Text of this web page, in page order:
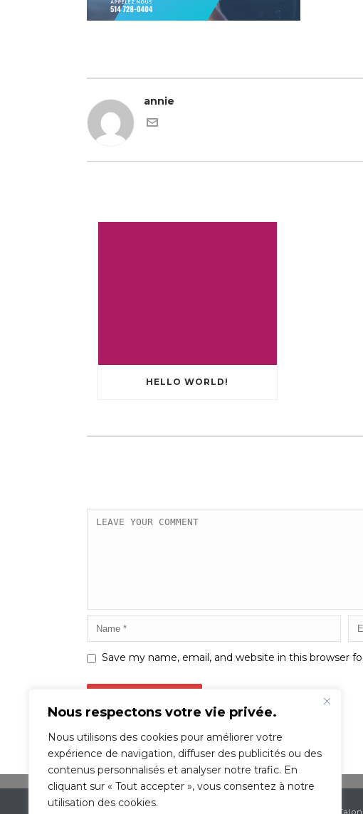
Nous respectons votre vie privée.
Nous utilisons des cookies pour améliorer votre
expérience de navigation, diffuser des publicités ou des
contenus personnalisés et analyser notre trafic. En
cliquant sur « Tout accepter », vous consentez à notre
utilisation des cookies.
annie
HELLO WORLD!
Save my name, email, and website in this browser